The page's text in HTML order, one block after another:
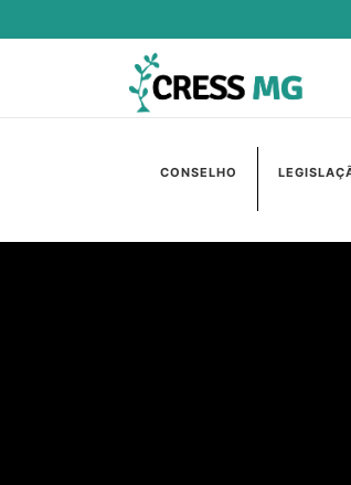
CONSELHO